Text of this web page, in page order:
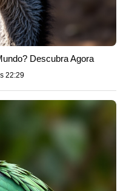
Descubra Agora
22:29